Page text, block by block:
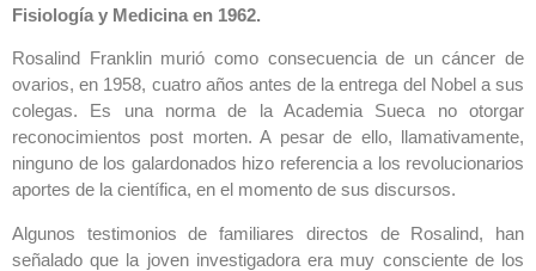
Fisiología y Medicina en 1962.
Rosalind Franklin murió como consecuencia de un cáncer de
ovarios, en 1958, cuatro años antes de la entrega del Nobel a sus
colegas. Es una norma de la Academia Sueca no otorgar
reconocimientos post morten. A pesar de ello, llamativamente,
ninguno de los galardonados hizo referencia a los revolucionarios
aportes de la científica, en el momento de sus discursos.
Algunos testimonios de familiares directos de Rosalind, han
señalado que la joven investigadora era muy consciente de los